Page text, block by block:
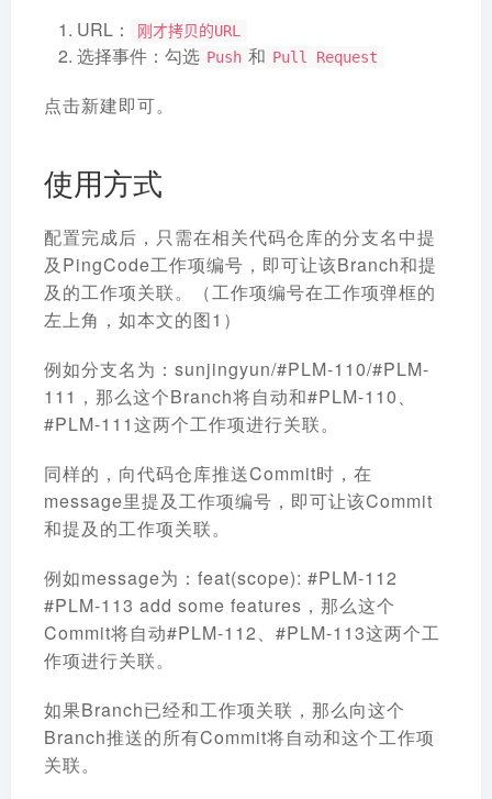
URL： 刚才拷贝的URL
选择事件：勾选 Push 和 Pull Request
点击新建即可。
使用方式
配置完成后，只需在相关代码仓库的分支名中提
及PingCode工作项编号，即可让该Branch和提
及的工作项关联。（工作项编号在工作项弹框的
左上角，如本文的图1）
例如分支名为：sunjingyun/#PLM-110/#PLM-
111，那么这个Branch将自动和#PLM-110、
#PLM-111这两个工作项进行关联。
同样的，向代码仓库推送Commit时，在
message里提及工作项编号，即可让该Commit
和提及的工作项关联。
例如message为：feat(scope): #PLM-112
#PLM-113 add some features，那么这个
Commit将自动#PLM-112、#PLM-113这两个工
作项进行关联。
如果Branch已经和工作项关联，那么向这个
Branch推送的所有Commit将自动和这个工作项
关联。